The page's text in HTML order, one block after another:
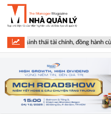
hệ sinh thái tài chính, đồng hành cùng
TỪ KHÓA "